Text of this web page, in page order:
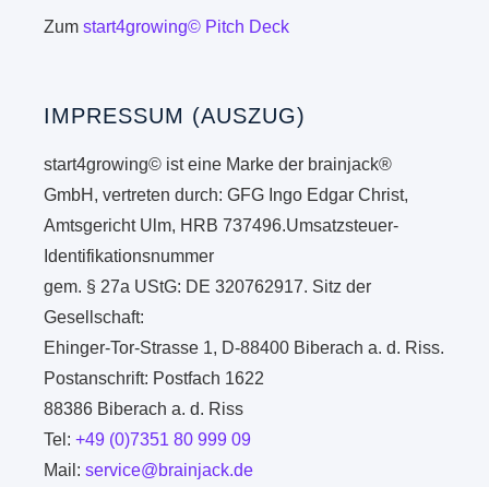
Zumstart4growing© Pitch Deck
IMPRESSUM (AUSZUG)
start4growing© ist eine Marke der brainjack®
GmbH, vertreten durch: GFG Ingo Edgar Christ,
Amtsgericht Ulm, HRB 737496.Umsatzsteuer-
Identifikationsnummer
gem. § 27a UStG: DE 320762917. Sitz der
Gesellschaft:
Ehinger-Tor-Strasse 1, D-88400 Biberach a. d. Riss.
Postanschrift: Postfach 1622
88386 Biberach a. d. Riss
Tel:+49 (0)7351 80 999 09
Mail:service@brainjack.de